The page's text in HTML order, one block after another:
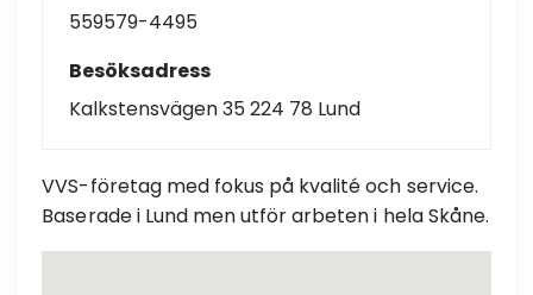
559579-4495
Besöksadress
Kalkstensvägen 35 224 78 Lund
VVS-företag med fokus på kvalité och service.
Baserade i Lund men utför arbeten i hela Skåne.